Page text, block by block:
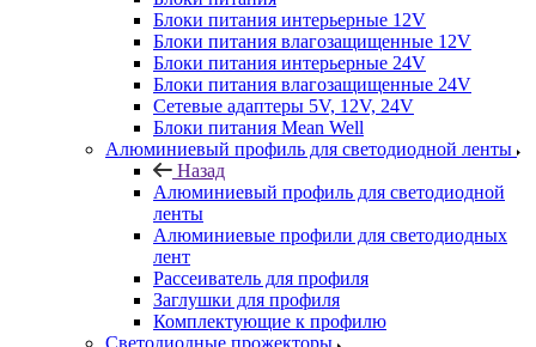
Блоки питания интерьерные 12V
Блоки питания влагозащищенные 12V
Блоки питания интерьерные 24V
Блоки питания влагозащищенные 24V
Сетевые адаптеры 5V, 12V, 24V
Блоки питания Mean Well
Алюминиевый профиль для светодиодной ленты
Назад
Алюминиевый профиль для светодиодной
ленты
Алюминиевые профили для светодиодных
лент
Рассеиватель для профиля
Заглушки для профиля
Комплектующие к профилю
Светодиодные прожекторы